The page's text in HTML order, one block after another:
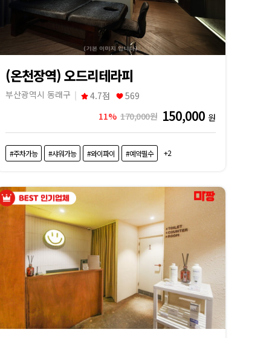
(온천장역) 오드리테라피
부산광역시 동래구 4.7점
569
11% 170,000원 150,000 원
#주차가능 #샤워가능 #와이파이 #예약필수 +2